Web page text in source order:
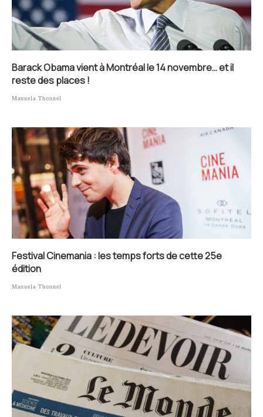
Barack Obama vient à Montréal le 14 novembre… et il
reste des places !
Manuela Thonnel
Festival Cinemania : les temps forts de cette 25e
édition
Manuela Thonnel